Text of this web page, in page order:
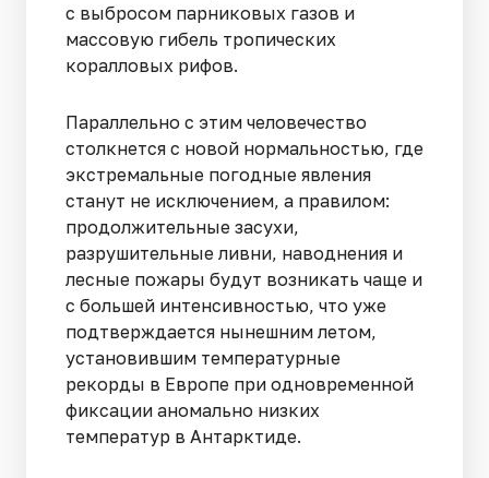
с выбросом парниковых газов и
массовую гибель тропических
коралловых рифов.
Параллельно с этим человечество
столкнется с новой нормальностью, где
экстремальные погодные явления
станут не исключением, а правилом:
продолжительные засухи,
разрушительные ливни, наводнения и
лесные пожары будут возникать чаще и
с большей интенсивностью, что уже
подтверждается нынешним летом,
установившим температурные
рекорды в Европе при одновременной
фиксации аномально низких
температур в Антарктиде.